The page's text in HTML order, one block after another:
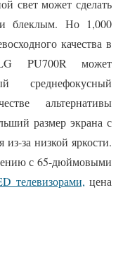
свет может сделать
и блеклым. Но 1,000
качества в
PU700R может
среднефокусный
альтернативы
размер экрана с
за низкой яркости.
с 65-дюймовыми
телевизорами, цена